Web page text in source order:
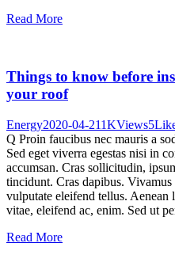
Read More
Things to know before
your roof
Energy2020-04-211KViews5
Q Proin faucibus nec mauris a
Sed eget viverra egestas nisi in
accumsan. Cras sollicitudin,
tincidunt. Cras dapibus.
vulputate eleifend tellus.
vitae, eleifend ac, enim. Sed ut
Read More